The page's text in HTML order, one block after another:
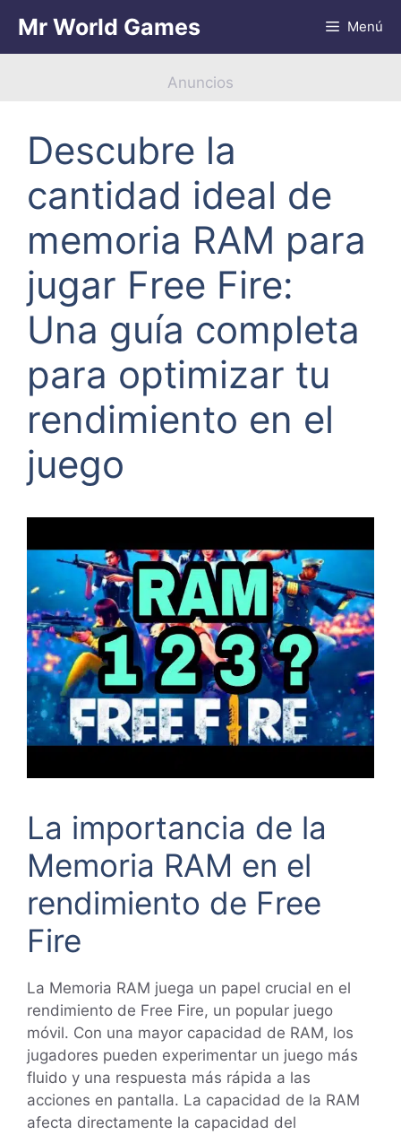
contenido
Mr World Games Menú
Anuncios
Descubre la
cantidad ideal de
memoria RAM para
jugar Free Fire:
Una guía completa
para optimizar tu
rendimiento en el
juego
La importancia de la
Memoria RAM en el
rendimiento de Free
Fire
La Memoria RAM juega un papel crucial en el
rendimiento de Free Fire, un popular juego
móvil. Con una mayor capacidad de RAM, los
jugadores pueden experimentar un juego más
fluido y una respuesta más rápida a las
acciones en pantalla. La capacidad de la RAM
afecta directamente la capacidad del